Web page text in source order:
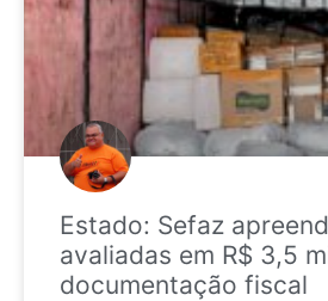
Estado: Sefaz
avaliadas em R$ 3,5
documentação fiscal